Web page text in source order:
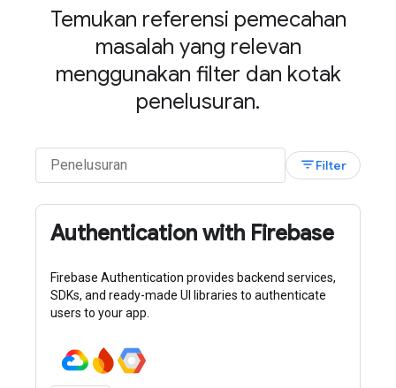
Temukan referensi pemecahan
masalah yang relevan
menggunakan filter dan kotak
penelusuran.
filter_listFilter
Authentication with Firebase
Firebase Authentication provides backend services,
SDKs, and ready-made UI libraries to authenticate
users to your app.